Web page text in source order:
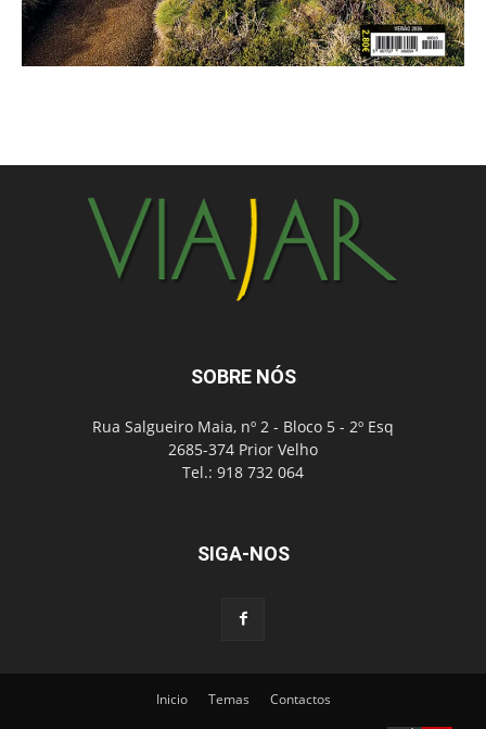
SOBRE NÓS
Rua Salgueiro Maia, nº 2 - Bloco 5 - 2º Esq
2685-374 Prior Velho
Tel.: 918 732 064
SIGA-NOS
Inicio Temas Contactos